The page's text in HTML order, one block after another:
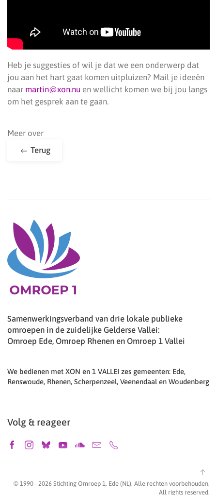
Heb je suggesties of wil je dat we een onderwerp dat
jou aan het hart gaat komen uitpluizen? Mail je ideeën
naar martin@xon.nu en wellicht komen we bij jou langs
om het gesprek aan te gaan.
Meer over
Terug
Samenwerkingsverband van drie lokale publieke
omroepen in de zuidelijke Gelderse Vallei:
Omroep Ede, Omroep Rhenen en Omroep 1 Vallei
We bedienen met XON en 1 VALLEI zes gemeenten: Ede,
Renswoude, Rhenen, Scherpenzeel, Veenendaal en Woudenberg
Volg & reageer
© 1990 - 2026 Stichting Omroep 1, Ede (NL). Alle rechten voorbehouden.
All rights reserved.